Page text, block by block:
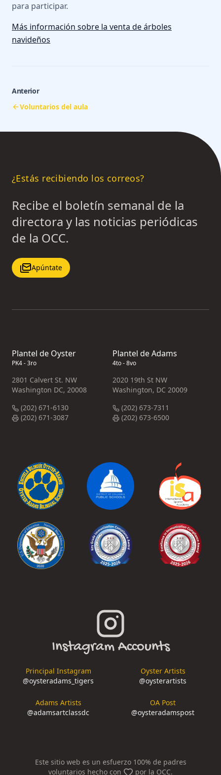
para participar.
Más información sobre la venta de árboles
navideños
Anterior
Voluntarios del aula
¿Estás recibiendo los correos?
Recibe el boletín semanal de la
directora y las noticias periódicas
de la OCC.
Apúntate
Plantel de Oyster
PK4 - 3ro
2801 Calvert St. NW
Washington DC, 20008
(202) 671-6130
(202) 671-3087
Plantel de Adams
4to - 8vo
2020 19th St NW
Washington, DC 20009
(202) 673-7311
(202) 673-6500
Instagram Accounts
Principal Instagram
@oysteradams_tigers
Oyster Artists
@oysterartists
Adams Artists
@adamsartclassdc
OA Post
@oysteradamspost
Este sitio web es un esfuerzo 100% de padres
voluntarios hecho con
por la OCC.